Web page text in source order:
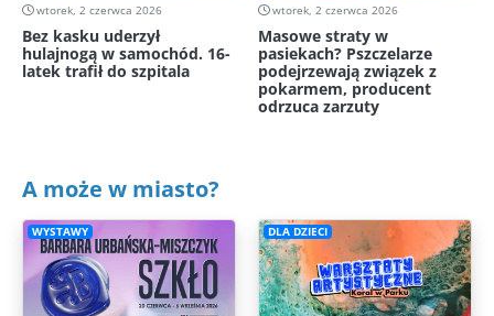
wtorek, 2 czerwca 2026
Bez kasku uderzył
hulajnogą w samochód. 16-
latek trafił do szpitala
wtorek, 2 czerwca 2026
Masowe straty w
pasiekach? Pszczelarze
podejrzewają związek z
pokarmem, producent
odrzuca zarzuty
A może w miasto?
WYSTAWY DLA DZIECI